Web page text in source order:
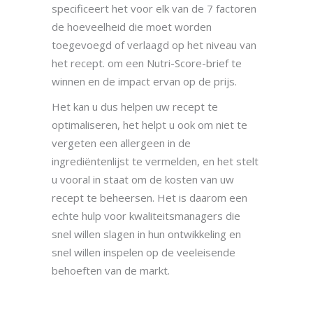
specificeert het voor elk van de 7 factoren
de hoeveelheid die moet worden
toegevoegd of verlaagd op het niveau van
het recept. om een Nutri-Score-brief te
winnen en de impact ervan op de prijs.
Het kan u dus helpen uw recept te
optimaliseren, het helpt u ook om niet te
vergeten een allergeen in de
ingrediëntenlijst te vermelden, en het stelt
u vooral in staat om de kosten van uw
recept te beheersen. Het is daarom een
echte hulp voor kwaliteitsmanagers die
snel willen slagen in hun ontwikkeling en
snel willen inspelen op de veeleisende
behoeften van de markt.